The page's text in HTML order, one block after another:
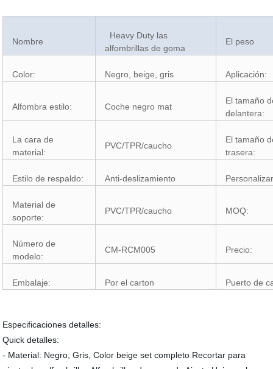
Nombre
Heavy Duty las
alfombrillas de goma
El peso
Color: Negro, beige, gris Aplicación:
Alfombra estilo: Coche negro mat
El tamaño
delantera:
La cara de
material:
PVC/TPR/caucho
El tamaño
trasera:
Estilo de respaldo: Anti-deslizamiento
Material de
soporte:
PVC/TPR/caucho MOQ:
Número de
modelo:
CM-RCM005 Precio:
Embalaje: Por el carton Puerto de
Especificaciones detalles:
Quick detalles:
- Material: Negro, Gris, Color beige set completo Recortar para